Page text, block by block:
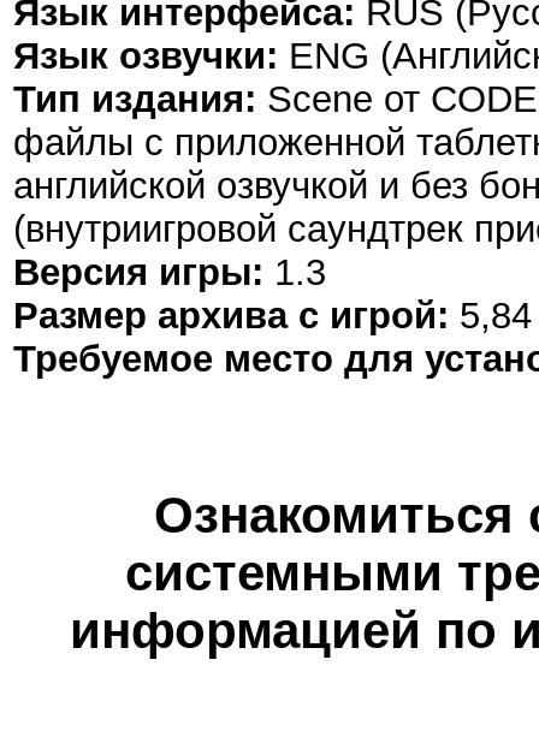
Язык интерфейса: RUS
Язык озвучки: ENG
Тип издания: Scene от
файлы с приложенной
английской озвучкой и без
(внутриигровой саундтрек
Версия игры: 1.3
Размер архива с игрой:
Требуемое место для
Ознакомиться
системными
информацией по